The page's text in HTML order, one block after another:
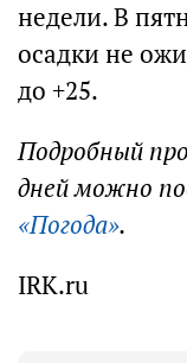
недели. В
осадки не
до +25.
Подробный
дней можно
«Погода».
IRK.ru